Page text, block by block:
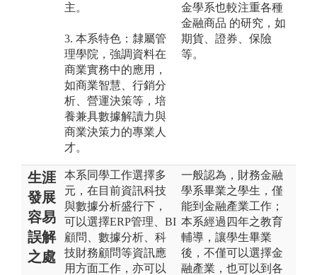
主。
3. 本系特色：隸屬管
理學院，強調資料在
商業實務中的應用，
如商業智慧、行銷分
析、營運決策等，培
養兼具數據解讀力與
商業決策力的專業人
才。
金學系也較注重各種
金融商品 的研究，如
期貨、證券、保險
等。
生涯
發展
容易
誤解
之處
本系同學工作選擇多
元，在目前資訊科技
與數據分析盛行下，
可以選擇ERP管理、BI
顧問、數據分析、科
技財務顧問等資訊應
用方面工作，亦可以
一般認為，財務金融
學系畢業之學生，僅
能到金融產業工作；
本系經過四年之教育
輔導，讓學生畢業
後，不僅可以選擇金
融產業，也可以到各